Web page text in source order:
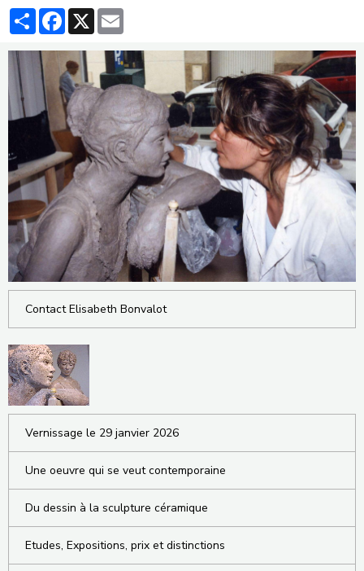
PartagerFacebook
X
Contact Elisabeth Bonvalot
Vernissage le 29 janvier 2026
Une oeuvre qui se veut contemporaine
Du dessin à la sculpture céramique
Etudes, Expositions, prix et distinctions